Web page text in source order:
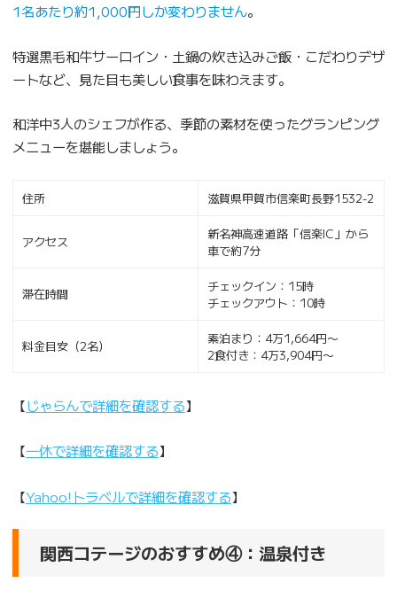
1名あたり約1,000円しか変わりません。
特選黒毛和牛サーロイン・土鍋の炊き込みご飯・こだわりデザ
ートなど、見た目も美しい食事を味わえます。
和洋中3人のシェフが作る、季節の素材を使ったグランピング
メニューを堪能しましょう。
住所 滋賀県甲賀市信楽町長野1532-2
アクセス
新名神高速道路「信楽IC」から
車で約7分
滞在時間
チェックイン：15時
チェックアウト：10時
料金目安（2名）
素泊まり：4万1,664円〜
2食付き：4万3,904円〜
【じゃらんで詳細を確認する】
【一休で詳細を確認する】
【Yahoo!トラベルで詳細を確認する】
関西コテージのおすすめ④：温泉付き